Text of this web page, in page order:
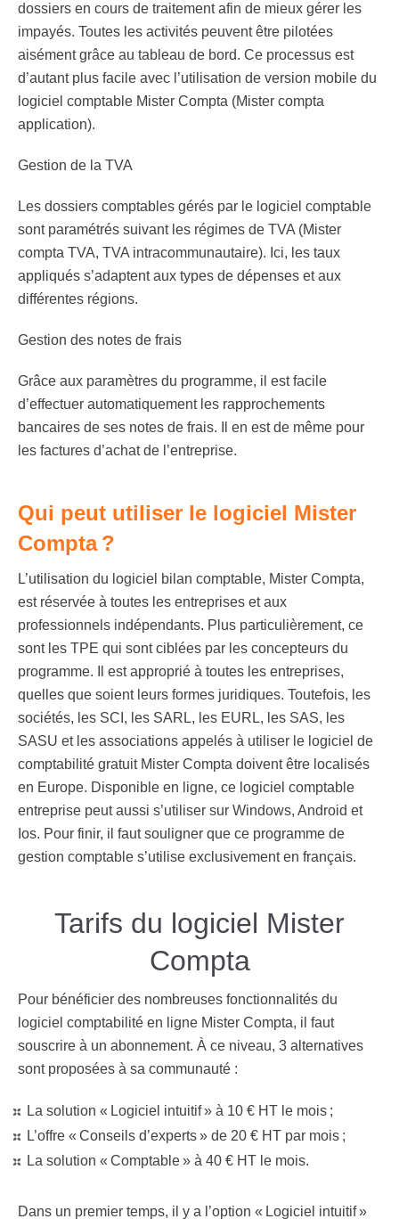
dossiers en cours de traitement afin de mieux gérer les
impayés. Toutes les activités peuvent être pilotées
aisément grâce au tableau de bord. Ce processus est
d’autant plus facile avec l’utilisation de version mobile du
logiciel comptable Mister Compta (Mister compta
application).
Gestion de la TVA
Les dossiers comptables gérés par le logiciel comptable
sont paramétrés suivant les régimes de TVA (Mister
compta TVA, TVA intracommunautaire). Ici, les taux
appliqués s’adaptent aux types de dépenses et aux
différentes régions.
Gestion des notes de frais
Grâce aux paramètres du programme, il est facile
d’effectuer automatiquement les rapprochements
bancaires de ses notes de frais. Il en est de même pour
les factures d’achat de l’entreprise.
Qui peut utiliser le logiciel Mister
Compta ?
L’utilisation du logiciel bilan comptable, Mister Compta,
est réservée à toutes les entreprises et aux
professionnels indépendants. Plus particulièrement, ce
sont les TPE qui sont ciblées par les concepteurs du
programme. Il est approprié à toutes les entreprises,
quelles que soient leurs formes juridiques. Toutefois, les
sociétés, les SCI, les SARL, les EURL, les SAS, les
SASU et les associations appelés à utiliser le logiciel de
comptabilité gratuitMister Compta doivent être localisés
en Europe. Disponible en ligne, ce logiciel comptable
entreprise peut aussi s’utiliser sur Windows, Android et
Ios. Pour finir, il faut souligner que ce programme de
gestion comptable s’utilise exclusivement en français.
Tarifs du logiciel Mister
Compta
Pour bénéficier des nombreuses fonctionnalités du
logiciel comptabilité en ligne Mister Compta, il faut
souscrire à un abonnement. À ce niveau, 3 alternatives
sont proposées à sa communauté :
La solution « Logiciel intuitif » à 10 € HT le mois ;
L’offre « Conseils d’experts » de 20 € HT par mois ;
La solution « Comptable » à 40 € HT le mois.
Dans un premier temps, il y a l’option « Logiciel intuitif »